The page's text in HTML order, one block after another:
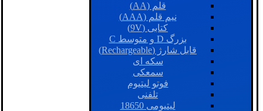
قلم (AA)
نیم قلم (AAA)
کتابی (9V)
بزرگ D و متوسط C
قابل شارژ (Rechargeable)
سکه ای
سمعکی
فوتو لیتیوم
تلفنی
لیتیومی 18650